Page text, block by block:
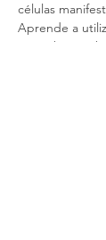
células
Aprende a
para obtener